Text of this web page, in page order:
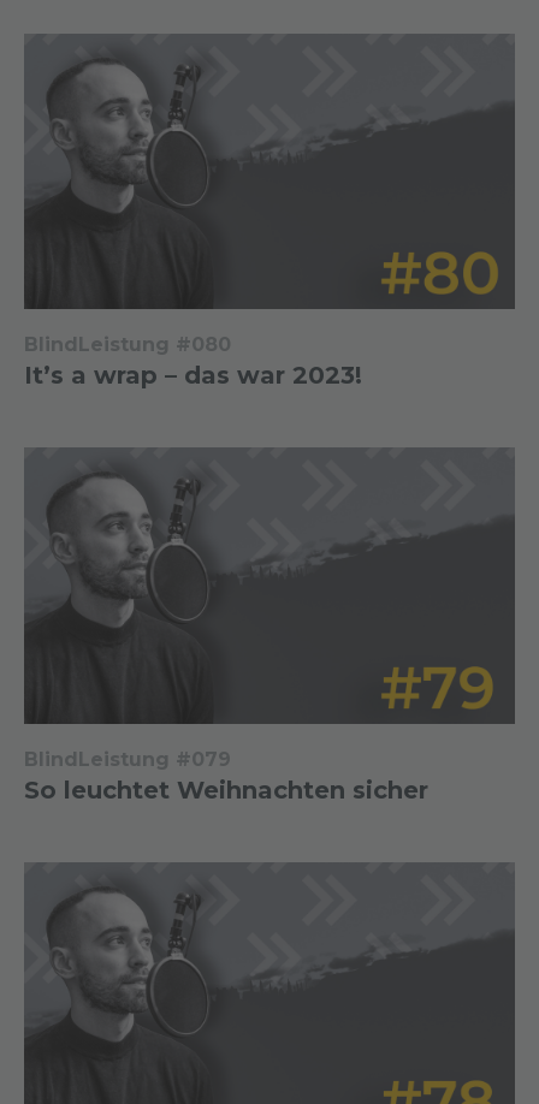
BlindLeistung #080
It’s a wrap – das war 2023!
BlindLeistung #079
So leuchtet Weihnachten sicher